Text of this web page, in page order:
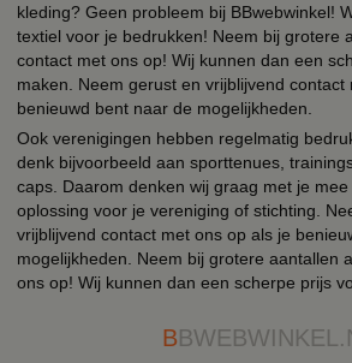
kleding? Geen probleem bij BBwebwinkel!
textiel voor je bedrukken! Neem bij grotere
contact met ons op! Wij kunnen dan een
maken. Neem gerust en vrijblijvend contact
benieuwd bent naar de mogelijkheden.
Ook verenigingen hebben regelmatig
denk bijvoorbeeld aan sporttenues,
caps. Daarom denken wij graag met je
oplossing voor je vereniging of stichting.
vrijblijvend contact met ons op als je
mogelijkheden. Neem bij grotere aantallen
ons op! Wij kunnen dan een scherpe prijs
B